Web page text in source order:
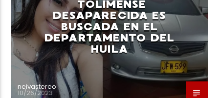
TOLIMENSE
DESAPARECIDA ES
BUSCADA EN EL
DEPARTAMENTO DEL
HUILA
neivastereo
10/26/2023